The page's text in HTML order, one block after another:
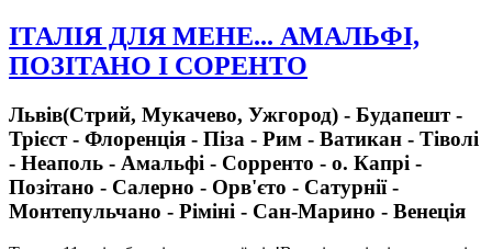
ІТАЛІЯ ДЛЯ МЕНЕ... АМАЛЬФІ,
ПОЗІТАНО І СОРЕНТО
Львів(Стрий, Мукачево, Ужгород) - Будапешт -
Трієст - Флоренція - Піза - Рим - Ватикан - Тіволі
- Неаполь - Амальфі - Сорренто - о. Капрі -
Позітано - Салерно - Орв'єто - Сатурнії -
Монтепульчано - Ріміні - Сан-Марино - Венеція